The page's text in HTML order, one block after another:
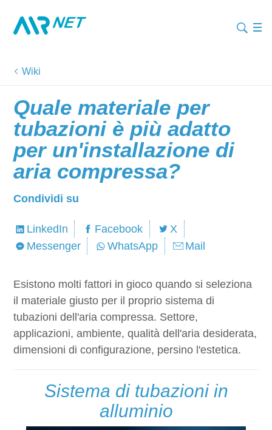
Wiki
Quale materiale per
tubazioni è più adatto
per un'installazione di
aria compressa?
Condividi su
LinkedIn Facebook
X
Messenger
WhatsApp Mail
Esistono molti fattori in gioco quando si seleziona
il materiale giusto per il proprio sistema di
tubazioni dell'aria compressa. Settore,
applicazioni, ambiente, qualità dell'aria desiderata,
dimensioni di configurazione, persino l'estetica.
Sistema di tubazioni in
alluminio